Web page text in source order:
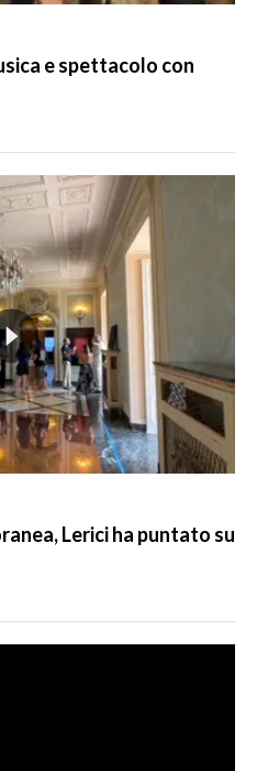
e spettacolo con
Lerici ha puntato su